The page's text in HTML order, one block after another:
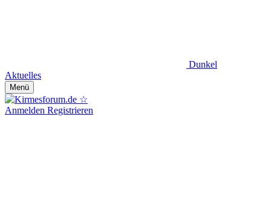
Dunkel
Aktuelles
Menü
Anmelden Registrieren